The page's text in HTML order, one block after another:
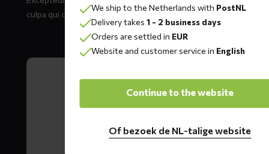
culpa qui officia deserunt mollit anim id est laborum.
We ship to the Netherlands with PostNL
Delivery takes 1 - 2 business days
Orders are settled in EUR
Website and customer service in English
Continue to the website
Of bezoek de NL-talige website